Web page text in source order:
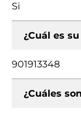
Si
¿Cuál es su
901913348
¿Cuáles